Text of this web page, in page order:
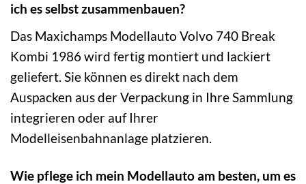
ich es selbst zusammenbauen?
Das Maxichamps Modellauto Volvo 740 Break
Kombi 1986 wird fertig montiert und lackiert
geliefert. Sie können es direkt nach dem
Auspacken aus der Verpackung in Ihre Sammlung
integrieren oder auf Ihrer
Modelleisenbahnanlage platzieren.
Wie pflege ich mein Modellauto am besten, um es